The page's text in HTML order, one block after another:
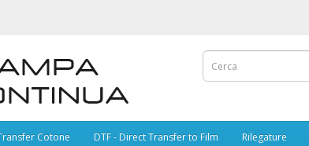
Cotone DTF - Direct Transfer to Film Rilegature